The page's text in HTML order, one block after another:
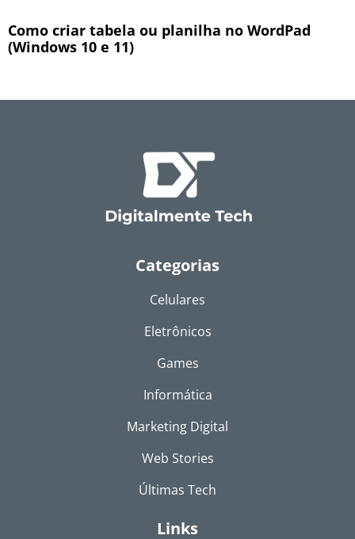
Como criar tabela ou planilha no WordPad
(Windows 10 e 11)
Categorias
Celulares
Eletrônicos
Games
Informática
Marketing Digital
Web Stories
Últimas Tech
Links